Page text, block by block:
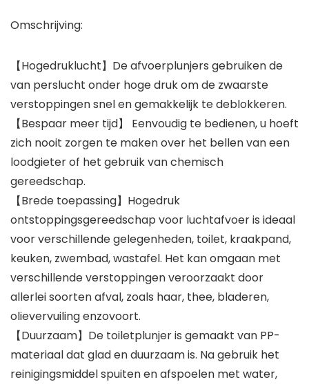
Omschrijving:
【Hogedruklucht】De afvoerplunjers gebruiken de
van perslucht onder hoge druk om de zwaarste
verstoppingen snel en gemakkelijk te deblokkeren.
【Bespaar meer tijd】 Eenvoudig te bedienen, u hoeft
zich nooit zorgen te maken over het bellen van een
loodgieter of het gebruik van chemisch
gereedschap.
【Brede toepassing】Hogedruk
ontstoppingsgereedschap voor luchtafvoer is ideaal
voor verschillende gelegenheden, toilet, kraakpand,
keuken, zwembad, wastafel. Het kan omgaan met
verschillende verstoppingen veroorzaakt door
allerlei soorten afval, zoals haar, thee, bladeren,
olievervuiling enzovoort.
【Duurzaam】De toiletplunjer is gemaakt van PP-
materiaal dat glad en duurzaam is. Na gebruik het
reinigingsmiddel spuiten en afspoelen met water,